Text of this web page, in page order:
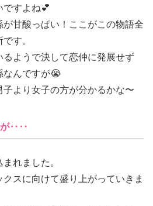
ですよね💕
甘酸っぱい！ここがこの物語全
す。
ようで決して恋仲に発展せず
なんですが😭
より女子の方が分かるかな〜
が‥‥
れました。
スに向けて盛り上がっていきま